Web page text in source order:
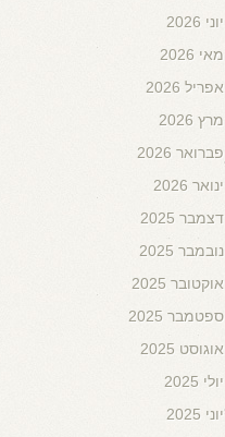
יוני 2026
מאי 2026
אפריל 2026
מרץ 2026
פברואר 2026
ינואר 2026
דצמבר 2025
נובמבר 2025
אוקטובר 2025
ספטמבר 2025
אוגוסט 2025
יולי 2025
יוני 2025